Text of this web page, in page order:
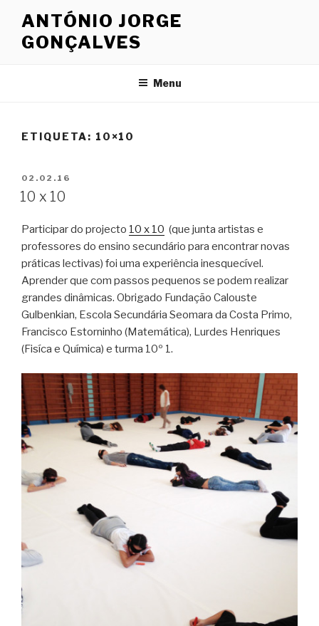
ANTÓNIO JORGE
GONÇALVES
Menu
ETIQUETA: 10×10
PUBLICADO
EM
02.02.16
10 x 10
Participar do projecto 10 x 10 (que junta artistas e
professores do ensino secundário para encontrar novas
práticas lectivas) foi uma experiência inesquecível.
Aprender que com passos pequenos se podem realizar
grandes dinâmicas. Obrigado Fundação Calouste
Gulbenkian, Escola Secundária Seomara da Costa Primo,
Francisco Estorninho (Matemática), Lurdes Henriques
(Fisíca e Química) e turma 10º 1.